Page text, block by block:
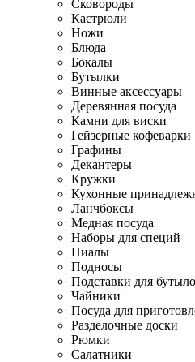
Сковороды
Кастрюли
Ножи
Блюда
Бокалы
Бутылки
Винные аксессуары
Деревянная посуда
Камни для виски
Гейзерные кофеварки
Графины
Декантеры
Кружки
Кухонные
Ланчбоксы
Медная посуда
Наборы для специй
Пиалы
Подносы
Подставки для
Чайники
Посуда для
Разделочные доски
Рюмки
Салатники